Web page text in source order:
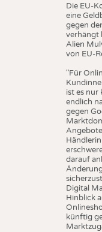
Die EU-
eine
gegen
verhängt
Alien
von EU-
"Für
ist es nur
endlich
gegen
darauf
Digital
Hinblick
künftig